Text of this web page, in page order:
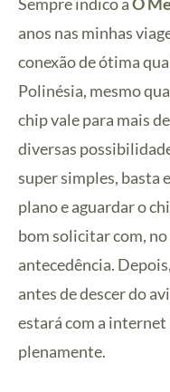
anos nas minhas
conexão de ótima
Polinésia, mesmo
chip vale para mais
diversas
super simples, basta
plano e aguardar o
bom solicitar com,
antecedência.
antes de descer do
estará com a
plenamente.